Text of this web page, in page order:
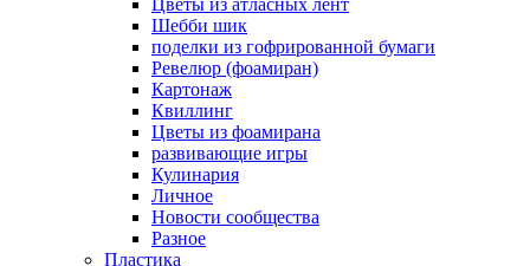
Цветы из атласных лент
Шебби шик
поделки из гофрированной бумаги
Ревелюр (фоамиран)
Картонаж
Квиллинг
Цветы из фоамирана
развивающие игры
Кулинария
Личное
Новости сообщества
Разное
Пластика